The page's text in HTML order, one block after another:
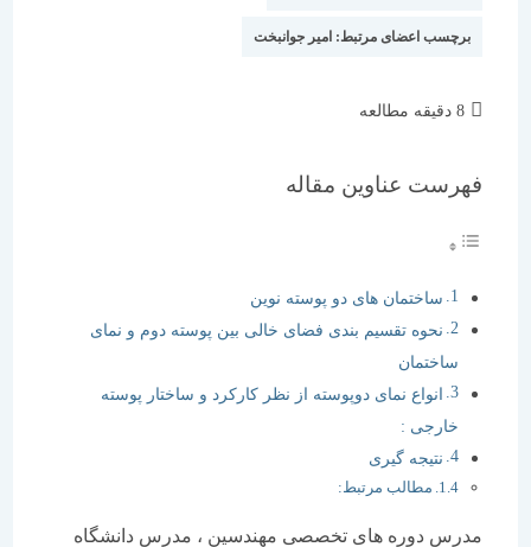
برچسب اعضای مرتبط: امیر جوانبخت
فهرست عناوین مقاله
ساختمان های دو پوسته نوین
نحوه تقسیم بندی فضای خالی بین پوسته دوم و نمای
ساختمان
انواع نمای دوپوسته از نظر کارکرد و ساختار پوسته
خارجی :
نتیجه گیری
مطالب مرتبط:
مدرس دوره های تخصصی مهندسین ، مدرس دانشگاه